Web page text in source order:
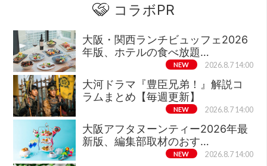
コラボPR
大阪・関西ランチビュッフェ2026
年版、ホテルの食べ放題…
NEW 2026.8.7 14:00
大河ドラマ『豊臣兄弟！』解説コ
ラムまとめ【毎週更新】
NEW 2026.8.7 14:00
大阪アフタヌーンティー2026年最
新版、編集部取材のおす…
NEW 2026.8.7 14:00